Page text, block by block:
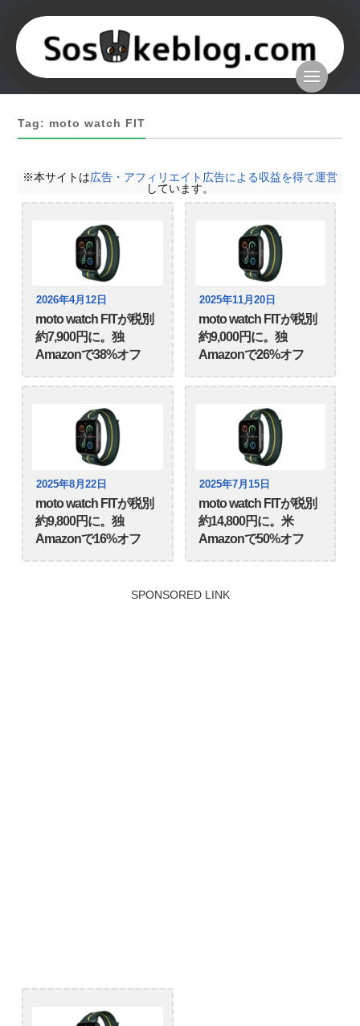
Tag: moto watch FIT
※本サイトは広告・アフィリエイト広告による収益を得て運営
しています。
2026年4月12日
moto watch FITが税別
約7,900円に。独
Amazonで38%オフ
2025年11月20日
moto watch FITが税別
約9,000円に。独
Amazonで26%オフ
2025年8月22日
moto watch FITが税別
約9,800円に。独
Amazonで16%オフ
2025年7月15日
moto watch FITが税別
約14,800円に。米
Amazonで50%オフ
SPONSORED LINK